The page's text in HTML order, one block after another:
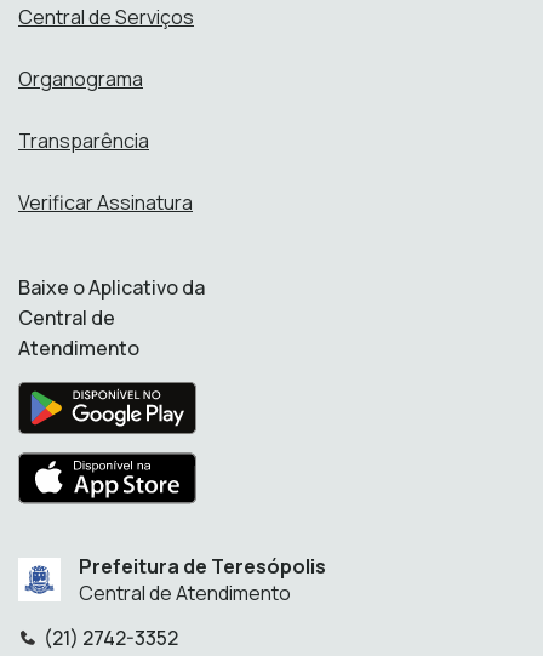
Central de Serviços
Organograma
Transparência
Verificar Assinatura
Baixe o Aplicativo da
Central de
Atendimento
Prefeitura de Teresópolis
Central de Atendimento
(21) 2742-3352